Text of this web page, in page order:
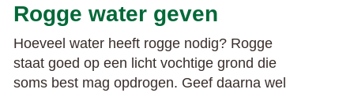
Rogge water geven
Hoeveel water heeft rogge nodig? Rogge
staat goed op een licht vochtige grond die
soms best mag opdrogen. Geef daarna wel